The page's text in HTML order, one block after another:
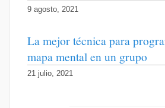
9 agosto, 2021
La mejor técnica para
mapa mental en un grupo
21 julio, 2021